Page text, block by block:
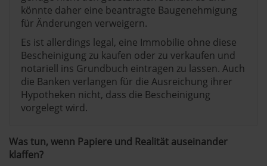
könnte daher eine beantragte Baugenehmigung
für Änderungen verweigern.
Es ist allerdings legal, eine Immobilie ohne diese
Bescheinigung zu kaufen oder zu verkaufen und
notariell ins Grundbuch eintragen zu lassen. Auch
die Banken verlangen für die Ausreichung ihrer
Hypotheken nicht, dass die Bescheinigung
vorgelegt wird.
Was tun, wenn Papiere und Realität auseinander
klaffen?